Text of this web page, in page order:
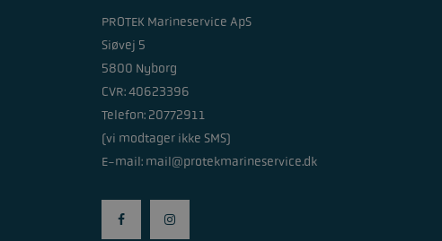
PROTEK Marineservice ApS
Siøvej 5
5800 Nyborg
CVR: 40623396
Telefon: 20772911
(vi modtager ikke SMS)
E-mail: mail@protekmarineservice.dk